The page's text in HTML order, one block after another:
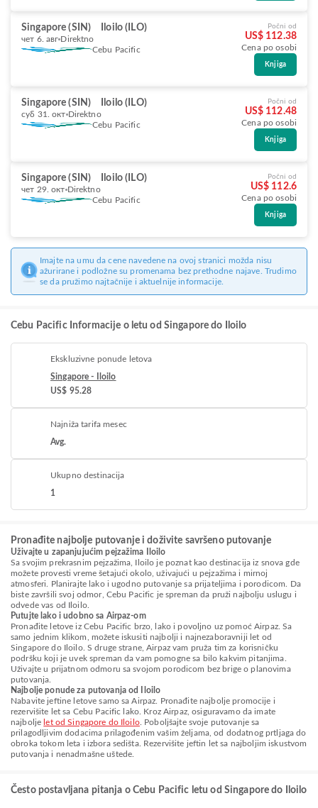
Singapore (SIN) Iloilo (ILO)
чет 6. авг Direktno
Cebu Pacific
Počni od
US$ 112.38
Cena po osobi
Knjiga
Singapore (SIN) Iloilo (ILO)
суб 31. окт Direktno
Cebu Pacific
Počni od
US$ 112.48
Cena po osobi
Knjiga
Singapore (SIN) Iloilo (ILO)
чет 29. окт Direktno
Cebu Pacific
Počni od
US$ 112.6
Cena po osobi
Knjiga
Imajte na umu da cene navedene na ovoj stranici možda nisu
ažurirane i podložne su promenama bez prethodne najave. Trudimo
se da pružimo najtačnije i aktuelnije informacije.
Cebu Pacific Informacije o letu od Singapore do Iloilo
Ekskluzivne ponude letova
Singapore - Iloilo
US$ 95.28
Najniža tarifa mesec
Avg.
Ukupno destinacija
1
Pronađite najbolje putovanje i doživite savršeno putovanje
Uživajte u zapanjujućim pejzažima Iloilo
Sa svojim prekrasnim pejzažima, Iloilo je poznat kao destinacija iz snova gde
možete provesti vreme šetajući okolo, uživajući u pejzažima i mirnoj
atmosferi. Planirajte lako i ugodno putovanje sa prijateljima i porodicom. Da
biste završili svoj odmor, Cebu Pacific je spreman da pruži najbolju uslugu i
odvede vas od Iloilo.
Putujte lako i udobno sa Airpaz-om
Pronađite letove iz Cebu Pacific brzo, lako i povoljno uz pomoć Airpaz. Sa
samo jednim klikom, možete iskusiti najbolji i najnezaboravniji let od
Singapore do Iloilo. S druge strane, Airpaz vam pruža tim za korisničku
podršku koji je uvek spreman da vam pomogne sa bilo kakvim pitanjima.
Uživajte u prijatnom odmoru sa svojom porodicom bez brige o planovima
putovanja.
Najbolje ponude za putovanja od Iloilo
Nabavite jeftine letove samo sa Airpaz. Pronađite najbolje promocije i
rezervišite let sa Cebu Pacific lako. Kroz Airpaz, osiguravamo da imate
najbolje let od Singapore do Iloilo. Poboljšajte svoje putovanje sa
prilagodljivim dodacima prilagođenim vašim željama, od dodatnog prtljaga do
obroka tokom leta i izbora sedišta. Rezervišite jeftin let sa najboljim iskustvom
putovanja i nenadmašne uštede.
Često postavljana pitanja o Cebu Pacific letu od Singapore do Iloilo